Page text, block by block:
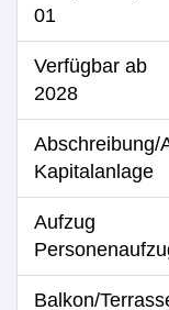
01
Verfügbar ab
2028
Abschreibung/
Kapitalanlage
Aufzug
Balkon/